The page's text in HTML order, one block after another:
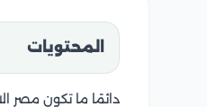
المحتويات
دائمًا ما تكون مصر